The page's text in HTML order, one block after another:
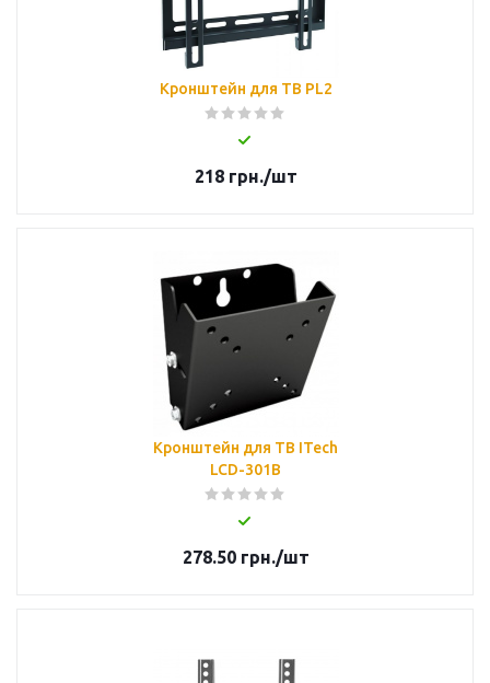
Кронштейн для ТВ PL2
218грн./шт
Кронштейн для ТВ ITech
LCD-301B
278.50грн./шт